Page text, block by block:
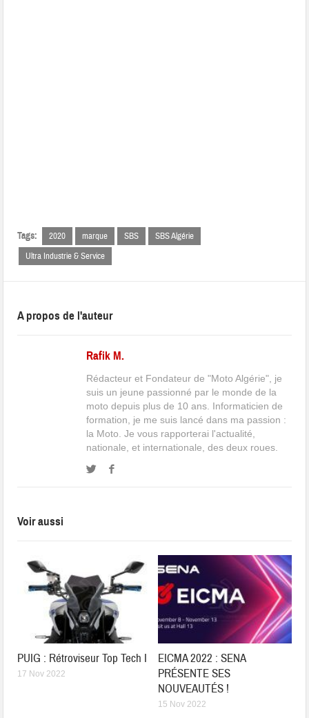
Tags: 2020 marque SBS
SBS Algérie
Ultra Industrie & Service
A propos de l'auteur
Rafik M.
Rédacteur et Fondateur de "Moto Algérie", je
suis un jeune passionné par le monde de la
moto depuis plus de 10 ans. Informaticien de
formation, je me suis lancé dans ma passion :
la Moto. Je vous rapporterai l'actualité,
nationale, et internationale, des deux roues.
Voir aussi
PUIG : Rétroviseur Top Tech I
17 Nov 2022
EICMA 2022 : SENA
PRÉSENTE SES
NOUVEAUTÉS !
15 Nov 2022